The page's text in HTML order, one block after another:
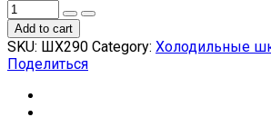
Add to cart
SKU: ШХ290 Category: Холодильные
Поделиться